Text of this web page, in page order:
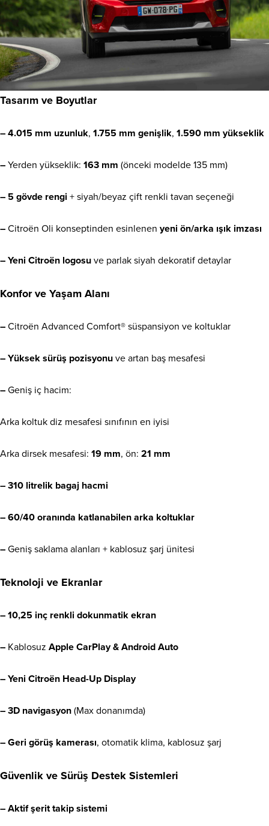
Tasarım ve Boyutlar
– 4.015 mm uzunluk, 1.755 mm genişlik, 1.590 mm yükseklik
– Yerden yükseklik: 163 mm (önceki modelde 135 mm)
– 5 gövde rengi + siyah/beyaz çift renkli tavan seçeneği
– Citroën Oli konseptinden esinlenen yeni ön/arka ışık imzası
– Yeni Citroën logosu ve parlak siyah dekoratif detaylar
Konfor ve Yaşam Alanı
– Citroën Advanced Comfort® süspansiyon ve koltuklar
– Yüksek sürüş pozisyonu ve artan baş mesafesi
– Geniş iç hacim:
Arka koltuk diz mesafesi sınıfının en iyisi
Arka dirsek mesafesi: 19 mm, ön: 21 mm
– 310 litrelik bagaj hacmi
– 60/40 oranında katlanabilen arka koltuklar
– Geniş saklama alanları + kablosuz şarj ünitesi
Teknoloji ve Ekranlar
– 10,25 inç renkli dokunmatik ekran
– Kablosuz Apple CarPlay & Android Auto
– Yeni Citroën Head-Up Display
– 3D navigasyon (Max donanımda)
– Geri görüş kamerası, otomatik klima, kablosuz şarj
Güvenlik ve Sürüş Destek Sistemleri
– Aktif şerit takip sistemi